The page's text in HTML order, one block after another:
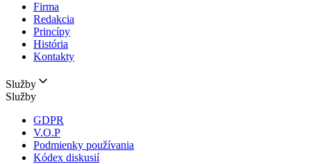
Firma
Redakcia
Princípy
História
Kontakty
Služby
Služby
GDPR
V.O.P
Podmienky používania
Kódex diskusií